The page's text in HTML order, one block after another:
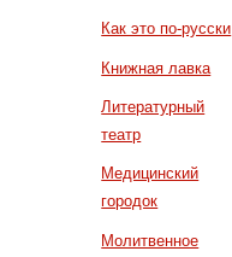
Как это по-русски
Книжная лавка
Литературный
театр
Медицинский
городок
Молитвенное